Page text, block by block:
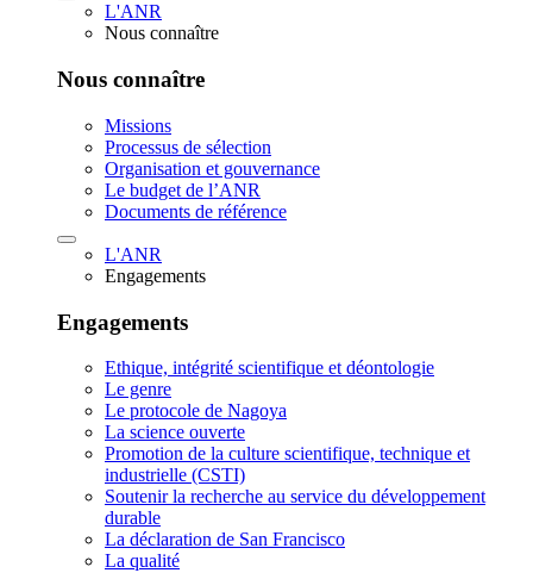
L'ANR
Nous connaître
Nous connaître
Missions
Processus de sélection
Organisation et gouvernance
Le budget de l’ANR
Documents de référence
L'ANR
Engagements
Engagements
Ethique, intégrité scientifique et déontologie
Le genre
Le protocole de Nagoya
La science ouverte
Promotion de la culture scientifique, technique et
industrielle (CSTI)
Soutenir la recherche au service du développement
durable
La déclaration de San Francisco
La qualité